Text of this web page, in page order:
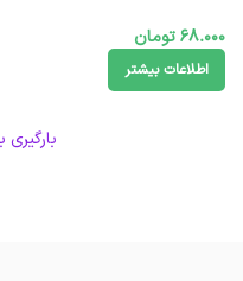
68.000تومان
اطلاعات بیشتر